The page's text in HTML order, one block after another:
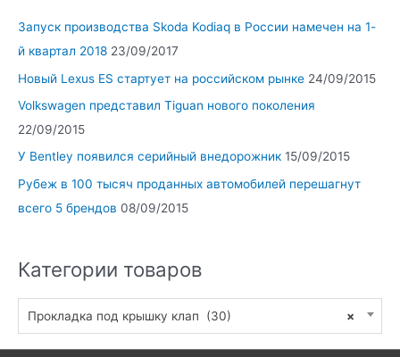
Запуск производства Skoda Kodiaq в России намечен на 1-
й квартал 2018 23/09/2017
Новый Lexus ES стартует на российском рынке 24/09/2015
Volkswagen представил Tiguan нового поколения
22/09/2015
У Bentley появился серийный внедорожник 15/09/2015
Рубеж в 100 тысяч проданных автомобилей перешагнут
всего 5 брендов 08/09/2015
Категории товаров
×
Прокладка под крышку клап (30)